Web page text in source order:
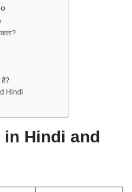
हैं?
Hindi
in Hindi and